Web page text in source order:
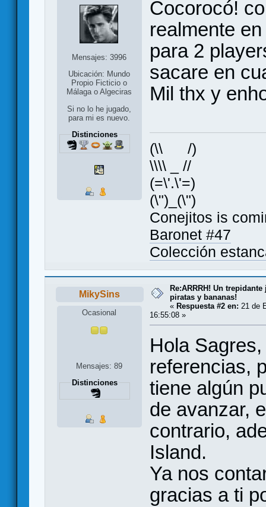
Mensajes: 3996
Ubicación: Mundo
Propio Ficticio o
Málaga o Algeciras
Si no lo he jugado,
para mi es nuevo.
Distinciones
Cocorocó!
realmente
para 2
sacare en
Mil thx y
(\\ /)
\\\\ _ //
(=\'.\'=)
(\")_(\")
Conejitos is
Baronet #47
Colección
MikySins
Ocasional
Mensajes: 89
Distinciones
Re:ARRRH! Un
piratas y bananas!
« Respuesta #2 en: 21 de
16:55:08 »
Hola
referencias,
tiene algún
de avanzar,
contrario,
Island.
Ya nos
gracias a ti